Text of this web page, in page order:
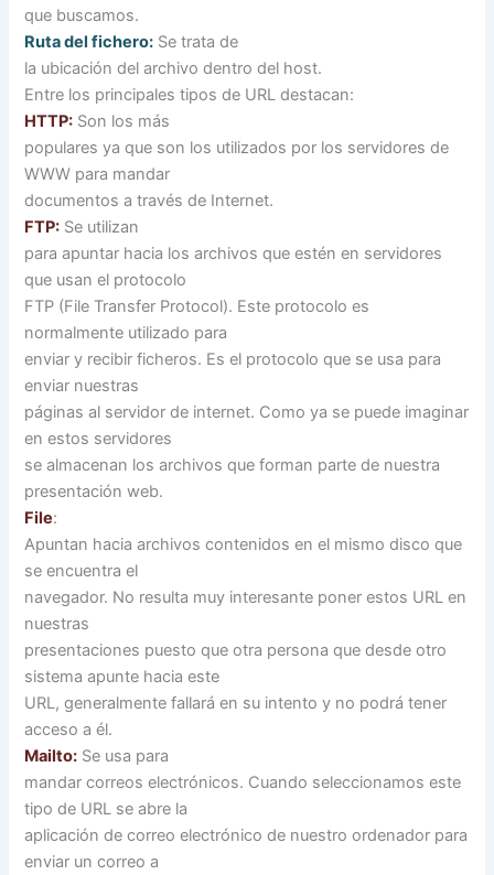
que buscamos.
Ruta del fichero: Se trata de
la ubicación del archivo dentro del host.
Entre los principales tipos de URL destacan:
HTTP: Son los más
populares ya que son los utilizados por los servidores de
WWW para mandar
documentos a través de Internet.
FTP: Se utilizan
para apuntar hacia los archivos que estén en servidores
que usan el protocolo
FTP (File Transfer Protocol). Este protocolo es
normalmente utilizado para
enviar y recibir ficheros. Es el protocolo que se usa para
enviar nuestras
páginas al servidor de internet. Como ya se puede imaginar
en estos servidores
se almacenan los archivos que forman parte de nuestra
presentación web.
File:
Apuntan hacia archivos contenidos en el mismo disco que
se encuentra el
navegador. No resulta muy interesante poner estos URL en
nuestras
presentaciones puesto que otra persona que desde otro
sistema apunte hacia este
URL, generalmente fallará en su intento y no podrá tener
acceso a él.
Mailto: Se usa para
mandar correos electrónicos. Cuando seleccionamos este
tipo de URL se abre la
aplicación de correo electrónico de nuestro ordenador para
enviar un correo a